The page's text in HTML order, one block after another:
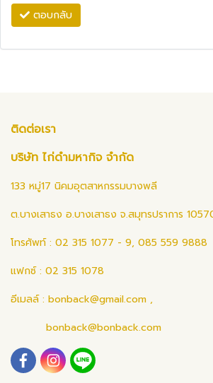
ตอบกลับ
ติดต่อเรา
บริษัท ไก่ดำมหากิจ จำกัด
133 หมู่17 นิคมอุตสาหกรรมบางพลี
ต.บางเสาธง อ.บางเสาธง จ.สมุทรปราการ
โทรศัพท์ : 02 315 1077 - 9, 085 559 9888
แฟกซ์ : 02 315 1078
อีเมลล์ : bonback@gmail.com ,
bonback@bonback.com